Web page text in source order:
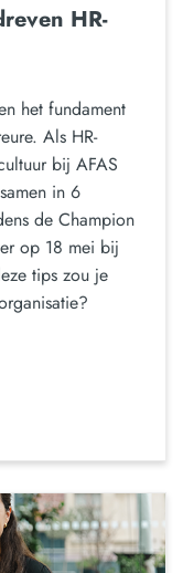
HR-
het fundament
Als HR-
bij AFAS
in 6
de Champion
op 18 mei bij
tips zou je